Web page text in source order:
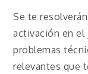
Se te
activación en
problemas
relevantes que